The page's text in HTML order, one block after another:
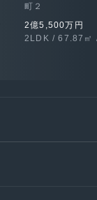
町２
2億5,500万円
2LDK / 67.87㎡